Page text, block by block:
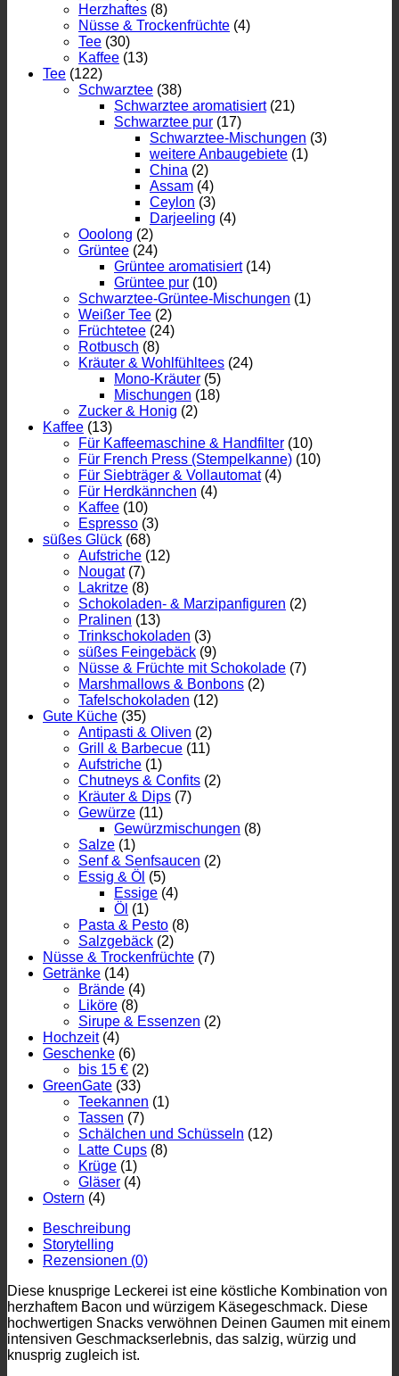
Herzhaftes (8)
Nüsse & Trockenfrüchte (4)
Tee (30)
Kaffee (13)
Tee (122)
Schwarztee (38)
Schwarztee aromatisiert (21)
Schwarztee pur (17)
Schwarztee-Mischungen (3)
weitere Anbaugebiete (1)
China (2)
Assam (4)
Ceylon (3)
Darjeeling (4)
Ooolong (2)
Grüntee (24)
Grüntee aromatisiert (14)
Grüntee pur (10)
Schwarztee-Grüntee-Mischungen (1)
Weißer Tee (2)
Früchtetee (24)
Rotbusch (8)
Kräuter & Wohlfühltees (24)
Mono-Kräuter (5)
Mischungen (18)
Zucker & Honig (2)
Kaffee (13)
Für Kaffeemaschine & Handfilter (10)
Für French Press (Stempelkanne) (10)
Für Siebträger & Vollautomat (4)
Für Herdkännchen (4)
Kaffee (10)
Espresso (3)
süßes Glück (68)
Aufstriche (12)
Nougat (7)
Lakritze (8)
Schokoladen- & Marzipanfiguren (2)
Pralinen (13)
Trinkschokoladen (3)
süßes Feingebäck (9)
Nüsse & Früchte mit Schokolade (7)
Marshmallows & Bonbons (2)
Tafelschokoladen (12)
Gute Küche (35)
Antipasti & Oliven (2)
Grill & Barbecue (11)
Aufstriche (1)
Chutneys & Confits (2)
Kräuter & Dips (7)
Gewürze (11)
Gewürzmischungen (8)
Salze (1)
Senf & Senfsaucen (2)
Essig & Öl (5)
Essige (4)
Öl (1)
Pasta & Pesto (8)
Salzgebäck (2)
Nüsse & Trockenfrüchte (7)
Getränke (14)
Brände (4)
Liköre (8)
Sirupe & Essenzen (2)
Hochzeit (4)
Geschenke (6)
bis 15 € (2)
GreenGate (33)
Teekannen (1)
Tassen (7)
Schälchen und Schüsseln (12)
Latte Cups (8)
Krüge (1)
Gläser (4)
Ostern (4)
Beschreibung
Storytelling
Rezensionen (0)
Diese knusprige Leckerei ist eine köstliche Kombination von
herzhaftem Bacon und würzigem Käsegeschmack. Diese
hochwertigen Snacks verwöhnen Deinen Gaumen mit einem
intensiven Geschmackserlebnis, das salzig, würzig und
knusprig zugleich ist.